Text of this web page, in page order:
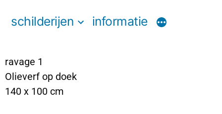
schilderijen informatie
ravage 1
Olieverf op doek
140 x 100 cm